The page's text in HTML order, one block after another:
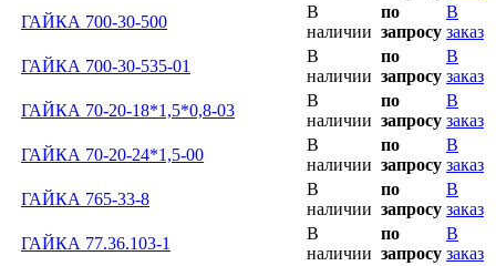
ГАЙКА 700-30-500
В
наличии
по
запросу
В
заказ
ГАЙКА 700-30-535-01
В
наличии
по
запросу
В
заказ
ГАЙКА 70-20-18*1,5*0,8-03
В
наличии
по
запросу
В
заказ
ГАЙКА 70-20-24*1,5-00
В
наличии
по
запросу
В
заказ
ГАЙКА 765-33-8
В
наличии
по
запросу
В
заказ
ГАЙКА 77.36.103-1
В
наличии
по
запросу
В
заказ